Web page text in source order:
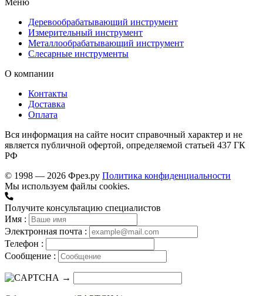
Деревообрабатывающий инструмент
Измерительный инструмент
Металлообрабатывающий инструмент
Слесарные инструменты
О компании
Контакты
Доставка
Оплата
Вся информация на сайте носит справочный характер и не
является публичной офертой, определяемой статьей 437 ГК
РФ
© 1998 — 2026 Фрез.ру Политика конфиденциальности
Мы используем файлы cookies.
Получите консультацию специалистов
Имя :
Электронная почта :
Телефон :
Сообщение :
→